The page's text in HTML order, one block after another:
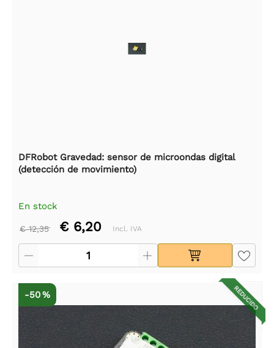
DFRobot Gravedad: sensor de microondas digital
(detección de movimiento)
En stock
€ 12,35 € 6,20 Incl. IVA
REDUCIDO
-50 %